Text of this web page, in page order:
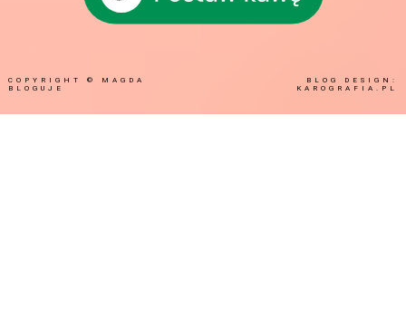
COPYRIGHT ©
MAGDA
BLOGUJE
BLOG DESIGN:
KAROGRAFIA.PL